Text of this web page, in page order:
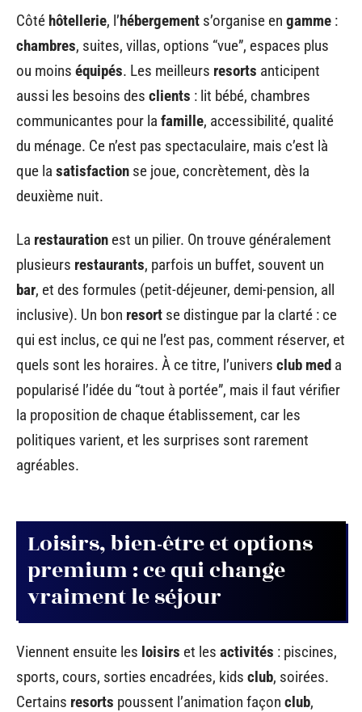
Côté hôtellerie, l’hébergement s’organise en gamme :
chambres, suites, villas, options “vue”, espaces plus
ou moins équipés. Les meilleurs resorts anticipent
aussi les besoins des clients : lit bébé, chambres
communicantes pour la famille, accessibilité, qualité
du ménage. Ce n’est pas spectaculaire, mais c’est là
que la satisfaction se joue, concrètement, dès la
deuxième nuit.
La restauration est un pilier. On trouve généralement
plusieurs restaurants, parfois un buffet, souvent un
bar, et des formules (petit-déjeuner, demi-pension, all
inclusive). Un bon resort se distingue par la clarté : ce
qui est inclus, ce qui ne l’est pas, comment réserver, et
quels sont les horaires. À ce titre, l’univers club med a
popularisé l’idée du “tout à portée”, mais il faut vérifier
la proposition de chaque établissement, car les
politiques varient, et les surprises sont rarement
agréables.
Loisirs, bien-être et options
premium : ce qui change
vraiment le séjour
Viennent ensuite les loisirs et les activités : piscines,
sports, cours, sorties encadrées, kids club, soirées.
Certains resorts poussent l’animation façon club,